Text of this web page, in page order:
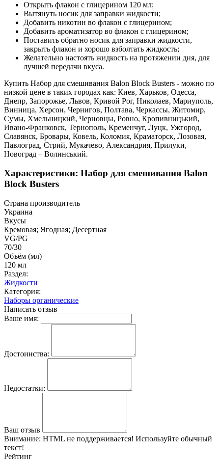
Открыть флакон с глицерином 120 мл;
Вытянуть носик для заправки жидкости;
Добавить никотин во флакон с глицерином;
Добавить ароматизатор во флакон с глицерином;
Поставить обратно носик для заправки жидкости,
закрыть флакон и хорошо взболтать жидкость;
Желательно настоять жидкость на протяжении дня, для
лучшей передачи вкуса.
Купить Набор для смешивания Balon Block Busters - можно по
низкой цене в таких городах как: Киев, Харьков, Одесса,
Днепр, Запорожье, Львов, Кривой Рог, Николаев, Мариуполь,
Винница, Херсон, Чернигов, Полтава, Черкассы, Житомир,
Сумы, Хмельницкий, Черновцы, Ровно, Кропивницький,
Ивано-Франковск, Тернополь, Кременчуг, Луцк, Ужгород,
Славянск, Бровары, Ковель, Коломия, Краматорск, Лозовая,
Павлоград, Стрий, Мукачево, Александрия, Прилуки,
Новоград – Волинський.
Характеристики: Набор для смешивания Balon
Block Busters
Страна производитель
Украина
Вкусы
Кремовая; Ягодная; Десертная
VG/PG
70/30
Объём (мл)
120 мл
Раздел:
Жидкости
Категория:
Наборы органические
Написать отзыв
Ваше имя:
Достоинства:
Недостатки:
Ваш отзыв
Внимание: HTML не поддерживается! Используйте обычный
текст!
Рейтинг